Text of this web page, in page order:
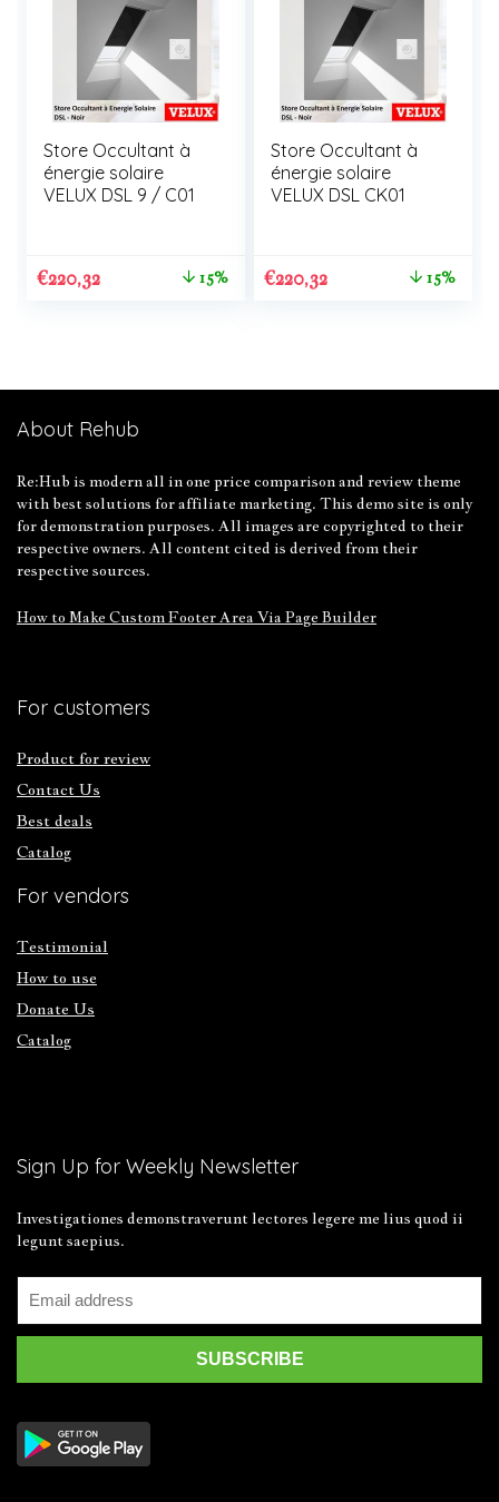
Store Occultant à
énergie solaire
VELUX DSL 9 / C01
€220,32 15%
Store Occultant à
énergie solaire
VELUX DSL CK01
€220,32 15%
About Rehub
Re:Hub is modern all in one price comparison and review theme
with best solutions for affiliate marketing. This demo site is only
for demonstration purposes. All images are copyrighted to their
respective owners. All content cited is derived from their
respective sources.
How to Make Custom Footer Area Via Page Builder
For customers
Product for review
Contact Us
Best deals
Catalog
For vendors
Testimonial
How to use
Donate Us
Catalog
Sign Up for Weekly Newsletter
Investigationes demonstraverunt lectores legere me lius quod ii
legunt saepius.